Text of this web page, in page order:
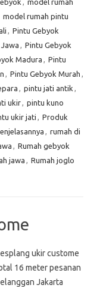
, model rumah
model rumah pintu
, Pintu Gebyok
, Pintu Gebyok
Madura , Pintu
, Pintu Gebyok Murah ,
, pintu jati antik ,
ukir, pintu kuno
ukir jati , Produk
, rumah di
, Rumah gebyok
jawa , Rumah joglo
ukir custome
16 meter pesanan
Jakarta